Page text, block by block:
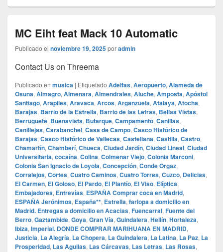
MC Eiht feat Mack 10 Automatic
Publicado el noviembre 19, 2025poradmin
Contact Us on Threema
Publicado en musica | Etiquetado Adelfas, Aeropuerto, Alameda de
Osuna, Almagro, Almenara, Almendrales, Aluche, Amposta, Apóstol
Santiago, Arapiles, Aravaca, Arcos, Arganzuela, Atalaya, Atocha,
Barajas, Barrio de la Estrella, Barrio de las Letras, Bellas Vistas,
Berruguete, Buenavista, Butarque, Campamento, Canillas,
Canillejas, Carabanchel, Casa de Campo, Casco Histórico de
Barajas, Casco Histórico de Vallecas, Castellana, Castilla, Castro,
Chamartín, Chamberí, Chueca, Ciudad Jardín, Ciudad Lineal, Ciudad
Universitaria, cocaína, Colina, Colmenar Viejo, Colonia Marconi,
Colonia San Ignacio de Loyola, Concepción, Conde Orgaz,
Corralejos, Cortes, Cuatro Caminos, Cuatro Torres, Cuzco, Delicias,
El Carmen, El Goloso, El Pardo, El Plantío, El Viso, Elíptica,
Embajadores, Entrevías, ESPAÑA Comprar coca en Madrid,
ESPAÑA Jerónimos, España**, Estrella, farlopa a domicilio en
Madrid. Entregas a domicilio en Acacias, Fuencarral, Fuente del
Berro, Gaztambide, Goya, Gran Vía, Guindalera, Hellín, Hortaleza,
Ibiza, Imperial. DONDE COMPRAR MARIHUANA EN MADRID,
Justicia, La Alegría, La Chopera, La Guindalera, La Latina, La Paz, La
Prosperidad, Las Aguilas, Las Cárcavas, Las Letras, Las Rosas,